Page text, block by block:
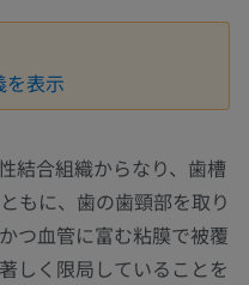
を表示
結合組織からなり、歯槽
もに、歯の歯頸部を取り
つ血管に富む粘膜で被覆
しく限局していることを